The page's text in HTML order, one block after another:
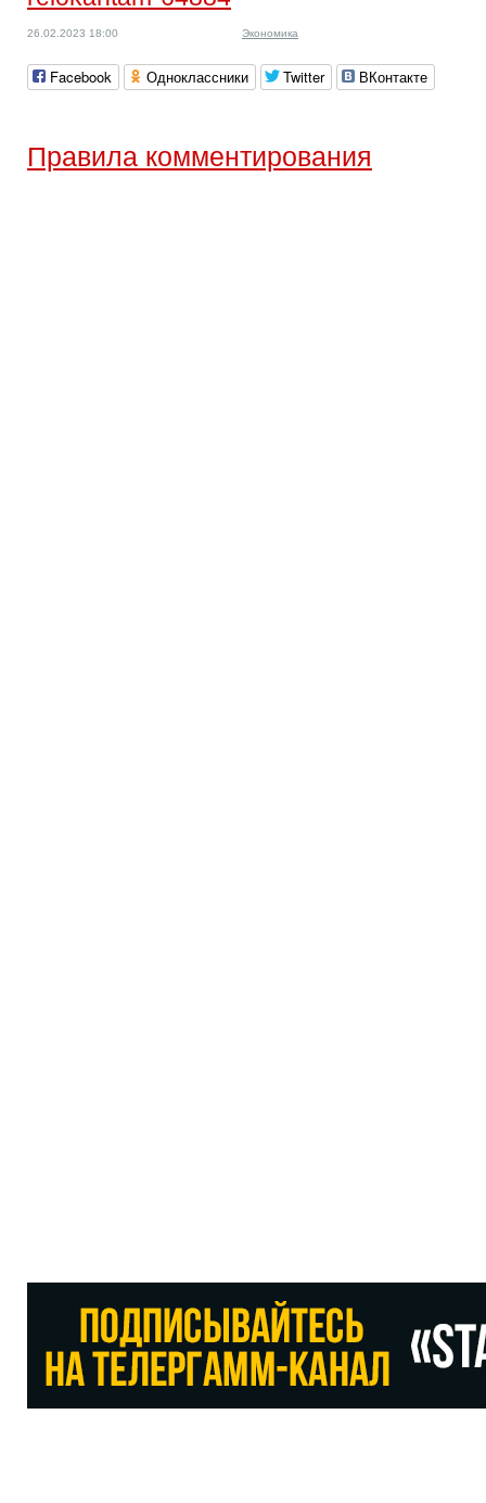
26.02.2023 18:00 Экономика
Facebook Одноклассники Twitter ВКонтакте
Правила комментирования